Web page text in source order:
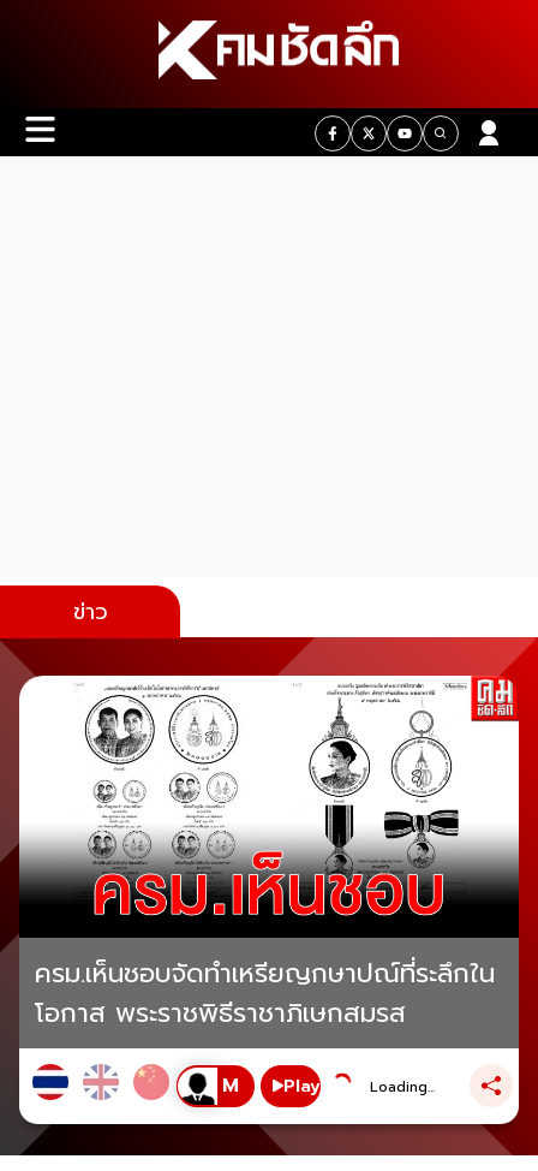
ข่าว
ครม.เห็นชอบจัดทำเหรียญกษาปณ์ที่ระลึกใน
โอกาส พระราชพิธีราชาภิเษกสมรส
Play Loading...